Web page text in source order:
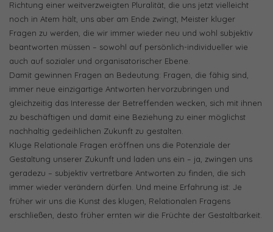
Richtung einer weitverzweigten Pluralität, die uns jetzt vielleicht
noch in Atem hält, uns aber am Ende zwingt, Meister kluger
Fragen zu werden, die wir immer wieder neu und wohl subjektiv
beantworten müssen – sowohl auf persönlich-individueller wie
auch auf sozialer und organisatorischer Ebene.
Damit gewinnen Fragen an Bedeutung: Fragen, die fähig sind,
immer neue einzigartige Antworten hervorzubringen und
gleichzeitig das Interesse der Betreffenden wecken, sich mit ihnen
zu beschäftigen und damit eine Beziehung zu einer möglichst
nachhaltig gedeihlichen Zukunft zu gestalten.
Kluge Relationale Fragen eröffnen uns die Potenziale der
Gestaltung unserer Zukunft und laden uns ein – ja, zwingen uns
geradezu – subjektiv vertretbare Antworten zu finden, die sich
immer wieder verändern dürfen. Und meine Erfahrung ist: Je
früher wir uns die Kunst des klugen, Relationalen Fragens
erschließen, desto früher ernten wir die Früchte der Gestaltbarkeit.